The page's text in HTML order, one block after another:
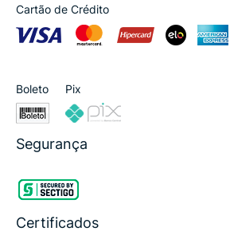
Cartão de Crédito
Boleto Pix
Segurança
Certificados